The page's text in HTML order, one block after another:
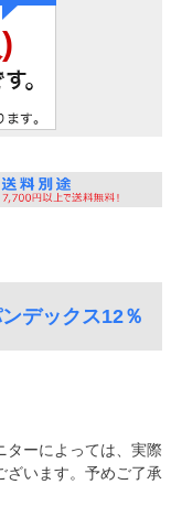
デックス12％
ターによっては、実際
ざいます。予めご了承